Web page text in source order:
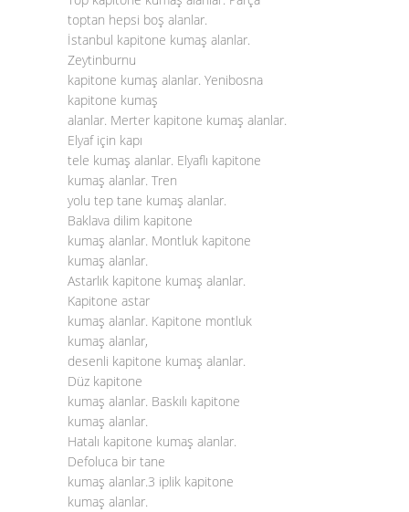
toptan hepsi boş alanlar.
İstanbul kapitone kumaş alanlar.
Zeytinburnu
kapitone kumaş alanlar. Yenibosna
kapitone kumaş
alanlar. Merter kapitone kumaş alanlar.
Elyaf için kapı
tele kumaş alanlar. Elyaflı kapitone
kumaş alanlar. Tren
yolu tep tane kumaş alanlar.
Baklava dilim kapitone
kumaş alanlar. Montluk kapitone
kumaş alanlar.
Astarlık kapitone kumaş alanlar.
Kapitone astar
kumaş alanlar. Kapitone montluk
kumaş alanlar,
desenli kapitone kumaş alanlar.
Düz kapitone
kumaş alanlar. Baskılı kapitone
kumaş alanlar.
Hatalı kapitone kumaş alanlar.
Defoluca bir tane
kumaş alanlar.3 iplik kapitone
kumaş alanlar.